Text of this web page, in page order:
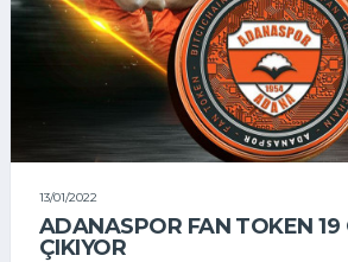
13/01/2022
ADANASPOR FAN TOKEN
ÇIKIYOR